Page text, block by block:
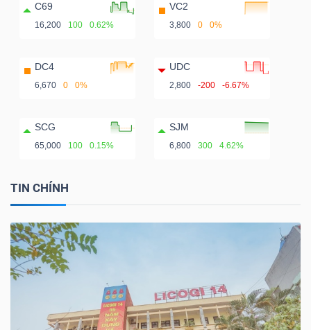
C69
16,200 100 0.62%
VC2
3,800 0 0%
DC4
6,670 0 0%
UDC
2,800 -200 -6.67%
SCG
65,000 100 0.15%
SJM
6,800 300 4.62%
TIN CHÍNH